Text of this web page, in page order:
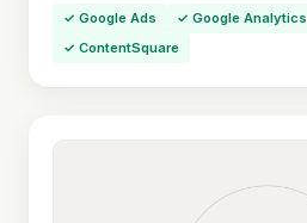
✓ Google Ads ✓ Google Analytics
✓ ContentSquare